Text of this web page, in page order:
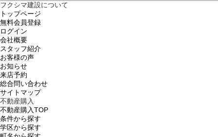
フクシマ建設について
トップページ
無料会員登録
ログイン
会社概要
スタッフ紹介
お客様の声
お知らせ
来店予約
総合問い合わせ
サイトマップ
不動産購入
不動産購入TOP
条件から探す
学区から探す